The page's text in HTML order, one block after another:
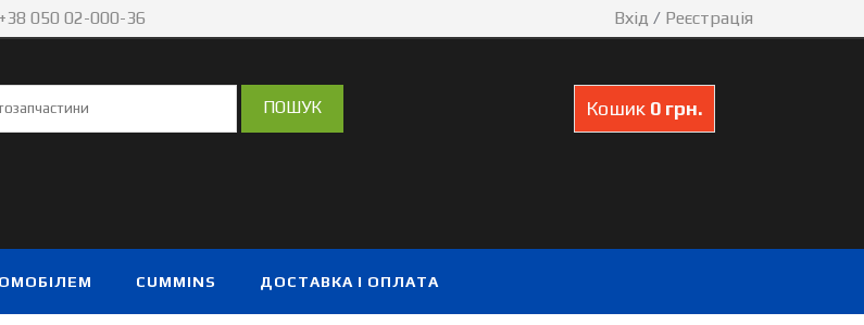
+38 050 02-000-36 Вхід / Реєстрація
Кошик 0 грн.
CUMMINS ДОСТАВКА І ОПЛАТА